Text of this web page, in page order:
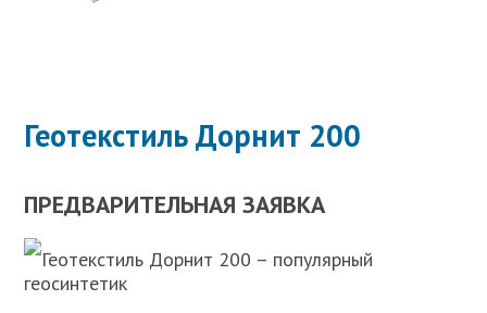
Геотекстиль Дорнит 200
ПРЕДВАРИТЕЛЬНАЯ ЗАЯВКА
Геотекстиль Дорнит 200 – популярный
геосинтетик